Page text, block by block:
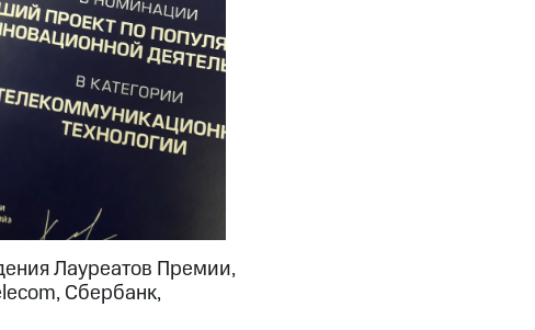
Лауреатов Премии,
Сбербанк,